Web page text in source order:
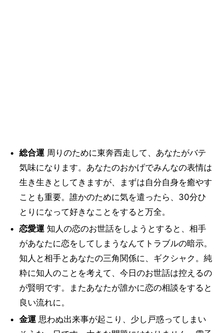
総合運周りのために東奔西走して、あなたがバテ
気味になります。あなたのおかげでみんなの表情は
生き生きとしてきますが、まずは自分自身を癒やす
ことも重要。誰かのために気を遣ったら、30分ひ
とりになって好きなことをすると万全。
恋愛運知人の恋のお世話をしようとすると、相手
があなたに恋をしてしまうなんてトラブルの暗示。
知人と相手とあなたの三角関係に、ギクシャク。純
粋に知人のことを考えて、今日のお世話は控えるの
が賢明です。またあなたが誰かに恋の相談をすると
良い流れに。
金運思わぬ出来事が起こり、少し戸惑ってしまい